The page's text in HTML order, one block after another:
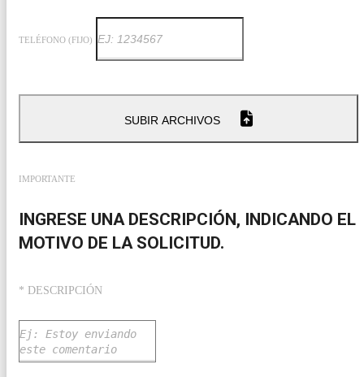
TELÉFONO (FIJO)
SUBIR ARCHIVOS
IMPORTANTE
INGRESE UNA DESCRIPCIÓN, INDICANDO EL
MOTIVO DE LA SOLICITUD.
* DESCRIPCIÓN